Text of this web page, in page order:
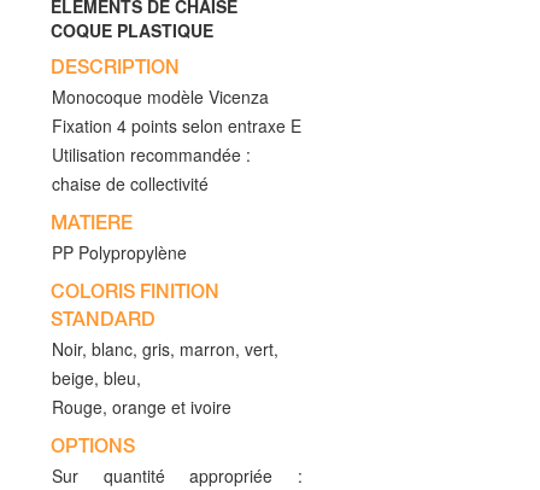
ELEMENTS DE CHAISE
COQUE PLASTIQUE
DESCRIPTION
Monocoque modèle Vicenza
Fixation 4 points selon entraxe E
Utilisation recommandée :
chaise de collectivité
MATIERE
PP Polypropylène
COLORIS FINITION
STANDARD
Noir, blanc, gris, marron, vert,
beige, bleu,
Rouge, orange et ivoire
OPTIONS
Sur quantité appropriée :